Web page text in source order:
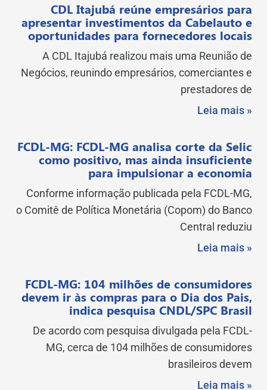
CDL Itajubá reúne empresários para
apresentar investimentos da Cabelauto e
oportunidades para fornecedores locais
A CDL Itajubá realizou mais uma Reunião de
Negócios, reunindo empresários, comerciantes e
prestadores de
Leia mais »
FCDL-MG: FCDL-MG analisa corte da Selic
como positivo, mas ainda insuficiente
para impulsionar a economia
Conforme informação publicada pela FCDL-MG,
o Comitê de Política Monetária (Copom) do Banco
Central reduziu
Leia mais »
FCDL-MG: 104 milhões de consumidores
devem ir às compras para o Dia dos Pais,
indica pesquisa CNDL/SPC Brasil
De acordo com pesquisa divulgada pela FCDL-
MG, cerca de 104 milhões de consumidores
brasileiros devem
Leia mais »